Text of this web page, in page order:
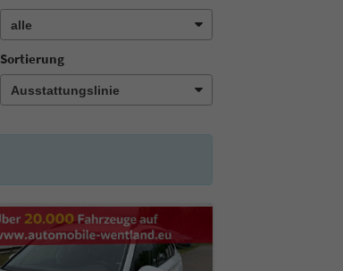
Sortierung